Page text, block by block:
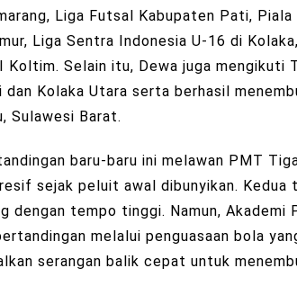
Liga Futsal Kabupaten Pati,
Liga Sentra Indonesia U-16 di
Koltim. Selain itu, Dewa juga mengikuti
dan Kolaka Utara serta berhasil
Sulawesi Barat.
baru-baru ini melawan PMT
sejak peluit awal dibunyikan. Kedua
dengan tempo tinggi. Namun, Akademi
melalui penguasaan bola
serangan balik cepat untuk